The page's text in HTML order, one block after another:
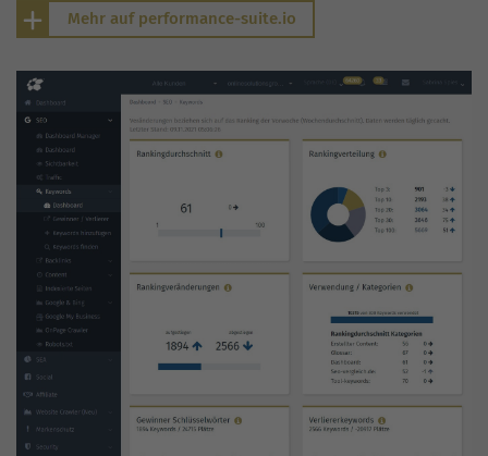
Mehr auf performance-suite.io